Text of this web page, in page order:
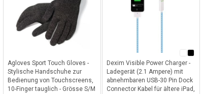
Agloves Sport Touch Gloves -
Stylische Handschuhe zur
Bedienung von Touchscreens,
10-Finger tauglich - Grösse S/M
Dexim Visible Power Charger -
Ladegerät (2.1 Ampere) mit
abnehmbaren USB-30 Pin Dock
Connector Kabel für ältere iPad,